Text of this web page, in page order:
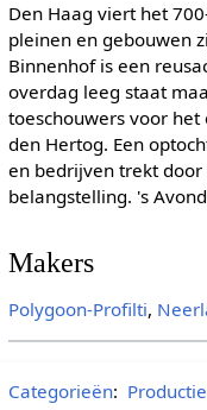
Den Haag viert het
pleinen en gebouwen
Binnenhof is een
overdag leeg staat
toeschouwers voor het
den Hertog. Een
en bedrijven trekt
belangstelling. 's
Makers
Polygoon-Profilti,
Categorieën: Productie